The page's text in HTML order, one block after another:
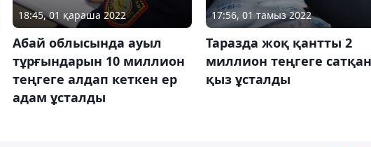
18:45, 01 қараша 2022
Абай облысында ауыл
тұрғындарын 10 миллион
теңгеге алдап кеткен ер
адам ұсталды
17:56, 01 тамыз 2022
Таразда жоқ қантты 2
миллион теңгеге сатқан
қыз ұсталды